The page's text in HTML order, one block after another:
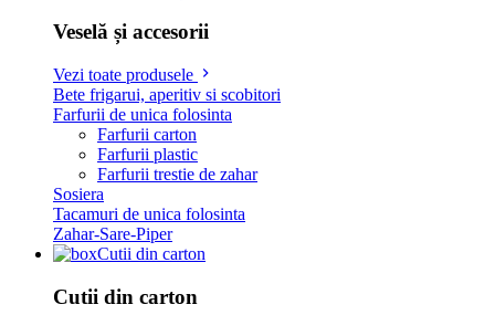
Veselă și accesorii
Vezi toate produsele
Bete frigarui, aperitiv si scobitori
Farfurii de unica folosinta
Farfurii carton
Farfurii plastic
Farfurii trestie de zahar
Sosiera
Tacamuri de unica folosinta
Zahar-Sare-Piper
Cutii din carton
Cutii din carton